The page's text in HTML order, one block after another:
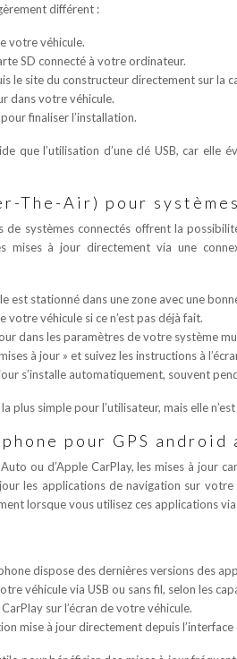
différent :
votre véhicule.
SD connecté à votre ordinateur.
le site du constructeur directement sur la
dans votre véhicule.
finaliser l’installation.
que l’utilisation d’une clé USB, car elle
The-Air) pour
de systèmes connectés offrent la
mises à jour directement via une
est stationné dans une zone avec une
véhicule si ce n’est pas déjà fait.
dans les paramètres de votre système
à jour » et suivez les instructions à
s’installe automatiquement, souvent
plus simple pour l’utilisateur, mais elle
pour GPS
ou d’Apple CarPlay, les mises à jour
les applications de navigation sur
lorsque vous utilisez ces applications
dispose des dernières versions des
véhicule via USB ou sans fil, selon les
sur l’écran de votre véhicule.
mise à jour directement depuis